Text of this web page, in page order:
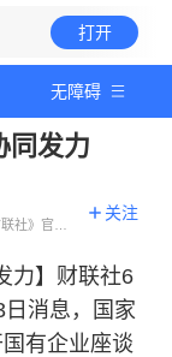
打开
无障碍
同发力
社》官方
关注
力】财联社6
消息，国家
有企业座谈